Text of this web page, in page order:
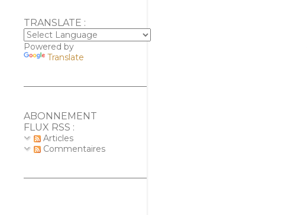
TRANSLATE :
Powered by
Translate
ABONNEMENT
FLUX RSS :
Articles
Commentaires